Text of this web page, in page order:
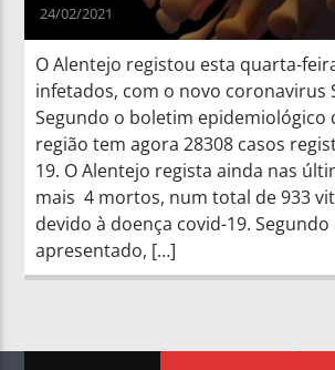
24/02/2021
O Alentejo registou esta quarta-
infetados, com o novo coronavirus
Segundo o boletim epidemiológico
região tem agora 28308 casos
19. O Alentejo regista ainda nas
mais 4 mortos, num total de 933
devido à doença covid-19.
apresentado, […]